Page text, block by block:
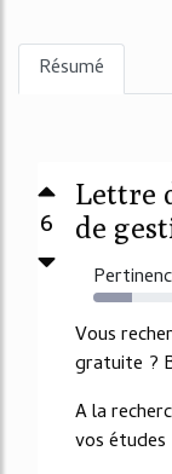
Résumé
6
Lettre
de
46%
Vous
gratuite ?
A la
vos études